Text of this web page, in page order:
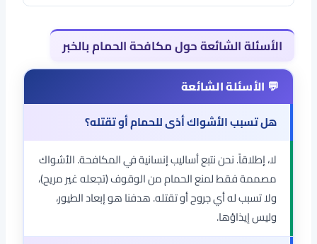
الأسئلة الشائعة حول مكافحة الحمام بالخبر
هل تسبب الأشواك أذى للحمام أو تقتله؟
لا، إطلاقاً. نحن نتبع أساليب إنسانية في المكافحة. الأشواك
مصممة فقط لمنع الحمام من الوقوف (تجعله غير مريح)،
ولا تسبب له أي جروح أو تقتله. هدفنا هو إبعاد الطيور،
وليس إيذاؤها.